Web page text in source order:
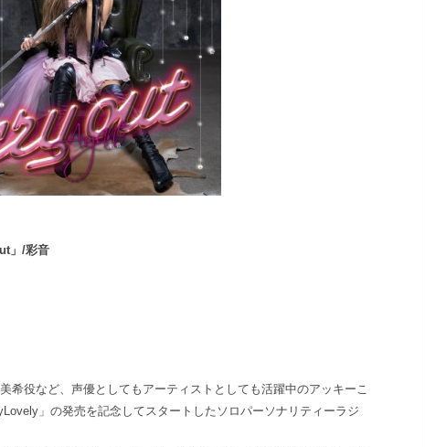
」/彩音
希役など、声優としてもアーティストとしても活躍中のアッキーこ
」の発売を記念してスタートしたソロパーソナリティーラジ